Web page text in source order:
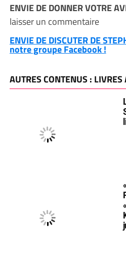
ENVIE DE DONNER VOTRE
laisser un commentaire
ENVIE DE DISCUTER DE
notre groupe Facebook !
AUTRES CONTENUS : LIVRES